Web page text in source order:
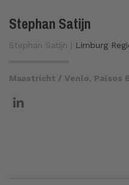
Stephan Satijn
Stephan Satijn | Limburg
Maastricht / Venlo, Països